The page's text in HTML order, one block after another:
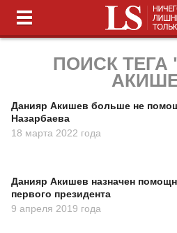
ПОИСК ТЕГА
Данияр Акишев больше не
Назарбаева
18 марта 2022 года
Данияр Акишев назначен
первого президента
9 апреля 2019 года